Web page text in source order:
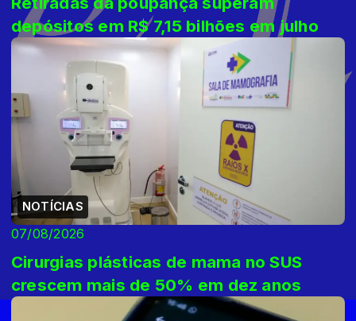
depósitos em R$ 7,15 bilhões em julho
NOTÍCIAS
07/08/2026
Cirurgias plásticas de mama no SUS
crescem mais de 50% em dez anos